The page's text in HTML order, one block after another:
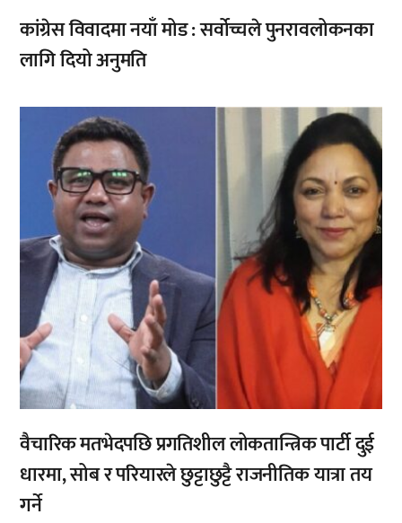
कांग्रेस विवादमा नयाँ मोड : सर्वोच्चले पुनरावलोकनका
लागि दियो अनुमति
वैचारिक मतभेदपछि प्रगतिशील लोकतान्त्रिक पार्टी दुई
धारमा, सोब र परियारले छुट्टाछुट्टै राजनीतिक यात्रा तय
गर्ने